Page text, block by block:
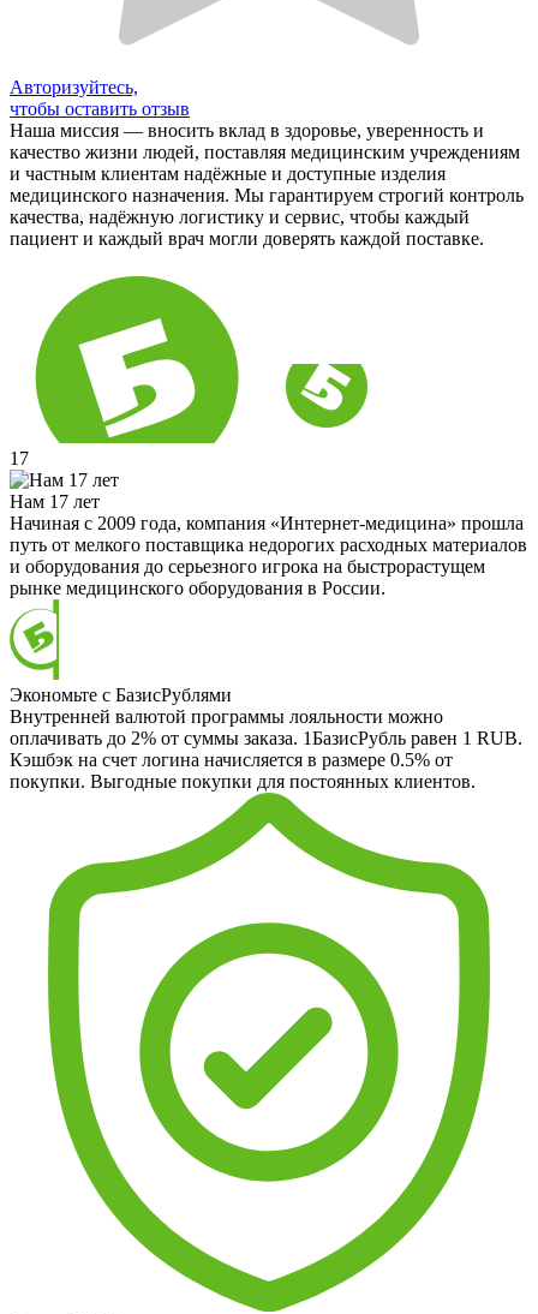
Авторизуйтесь,
чтобы оставить отзыв
Наша миссия — вносить вклад в здоровье, уверенность и
качество жизни людей, поставляя медицинским учреждениям
и частным клиентам надёжные и доступные изделия
медицинского назначения. Мы гарантируем строгий контроль
качества, надёжную логистику и сервис, чтобы каждый
пациент и каждый врач могли доверять каждой поставке.
17
Нам 17 лет
Начиная с 2009 года, компания «Интернет-медицина» прошла
путь от мелкого поставщика недорогих расходных материалов
и оборудования до серьезного игрока на быстрорастущем
рынке медицинского оборудования в России.
Экономьте с БазисРублями
Внутренней валютой программы лояльности можно
оплачивать до 2% от суммы заказа. 1БазисРубль равен 1 RUB.
Кэшбэк на счет логина начисляется в размере 0.5% от
покупки. Выгодные покупки для постоянных клиентов.